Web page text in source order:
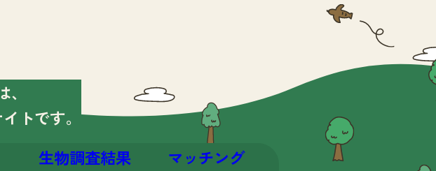
トです。
生物調査結果 マッチング